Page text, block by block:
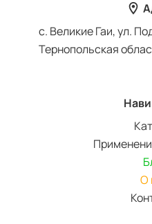
с. Великие Гаи, ул.
Тернопольская
О